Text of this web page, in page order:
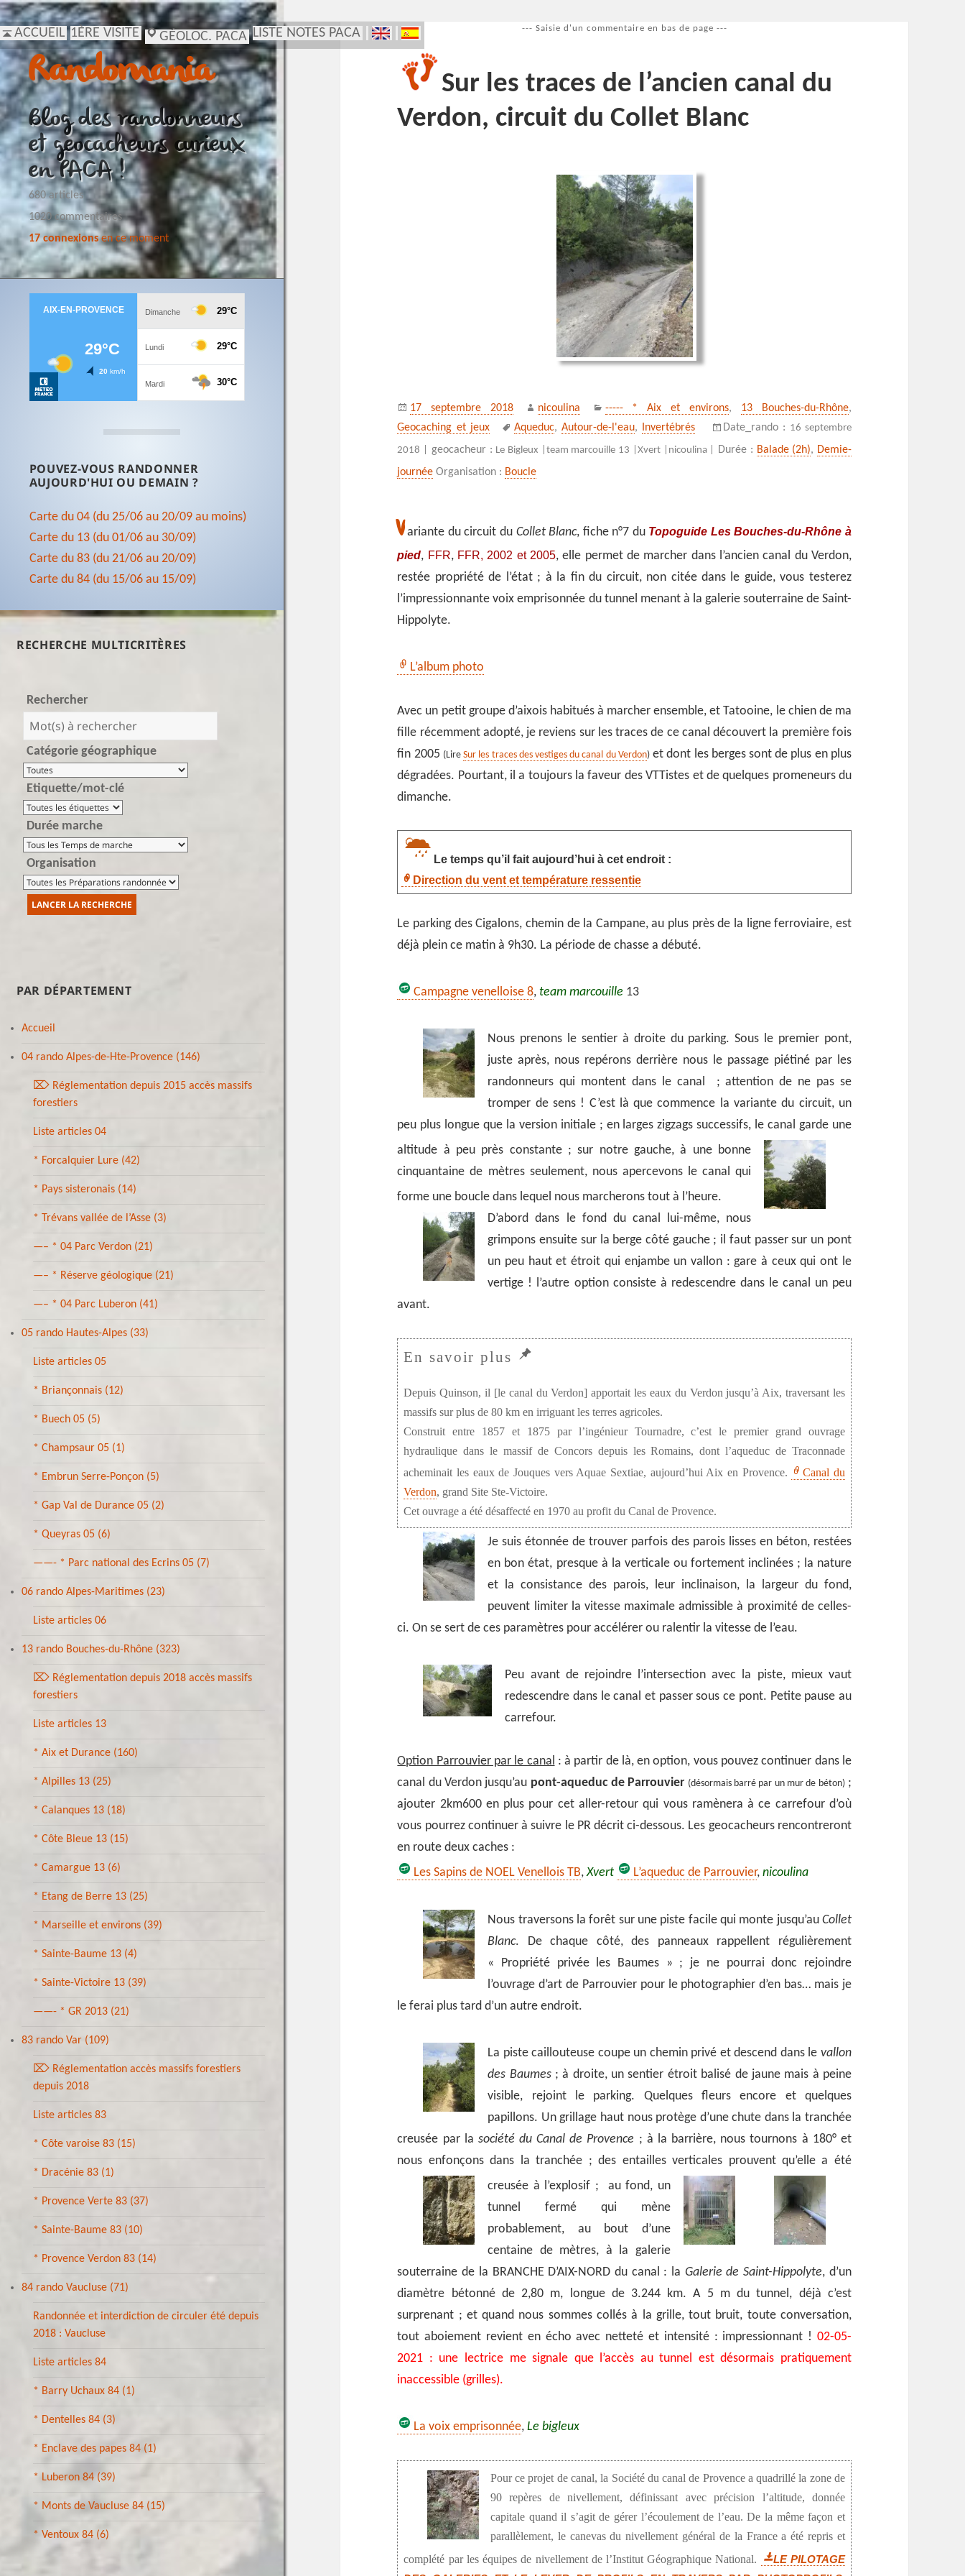
ACCUEIL 1ÈRE VISITE GÉOLOC. PACA LISTE NOTES PACA
Randomania
Blog des randonneurs
et geocacheurs curieux
en PACA !
680 articles
1020 commentaires
17 connexionsen ce moment
POUVEZ-VOUS RANDONNER
AUJOURD'HUI OU DEMAIN ?
Carte du 04 (du 25/06 au 20/09 au moins)
Carte du 13 (du 01/06 au 30/09)
Carte du 83 (du 21/06 au 20/09)
Carte du 84 (du 15/06 au 15/09)
RECHERCHE MULTICRITÈRES
Rechercher
Catégorie géographique
Etiquette/mot-clé
Durée marche
Organisation
PAR DÉPARTEMENT
Accueil
04 rando Alpes-de-Hte-Provence (146)
⌦ Réglementation depuis 2015 accès massifs
forestiers
Liste articles 04
* Forcalquier Lure (42)
* Pays sisteronais (14)
* Trévans vallée de l’Asse (3)
—– * 04 Parc Verdon (21)
—– * Réserve géologique (21)
—– * 04 Parc Luberon (41)
05 rando Hautes-Alpes (33)
Liste articles 05
* Briançonnais (12)
* Buech 05 (5)
* Champsaur 05 (1)
* Embrun Serre-Ponçon (5)
* Gap Val de Durance 05 (2)
* Queyras 05 (6)
——- * Parc national des Ecrins 05 (7)
06 rando Alpes-Maritimes (23)
Liste articles 06
13 rando Bouches-du-Rhône (323)
⌦ Réglementation depuis 2018 accès massifs
forestiers
Liste articles 13
* Aix et Durance (160)
* Alpilles 13 (25)
* Calanques 13 (18)
* Côte Bleue 13 (15)
* Camargue 13 (6)
* Etang de Berre 13 (25)
* Marseille et environs (39)
* Sainte-Baume 13 (4)
* Sainte-Victoire 13 (39)
——- * GR 2013 (21)
83 rando Var (109)
⌦ Réglementation accès massifs forestiers
depuis 2018
Liste articles 83
* Côte varoise 83 (15)
* Dracénie 83 (1)
* Provence Verte 83 (37)
* Sainte-Baume 83 (10)
* Provence Verdon 83 (14)
84 rando Vaucluse (71)
Randonnée et interdiction de circuler été depuis
2018 : Vaucluse
Liste articles 84
* Barry Uchaux 84 (1)
* Dentelles 84 (3)
* Enclave des papes 84 (1)
* Luberon 84 (39)
* Monts de Vaucluse 84 (15)
* Ventoux 84 (6)
--- Saisie d'un commentaire en bas de page ---
Sur les traces de l’ancien canal du
Verdon, circuit du Collet Blanc
Publié
le
17 septembre 2018 Auteur
nicoulina Catégories
----- * Aix et environs, 13 Bouches-du-Rhône,
Geocaching et jeux
Mots-
clés
Aqueduc,Autour-de-l'eau, Invertébrés Date_rando : 16 septembre
2018 | geocacheur : Le Bigleux | team marcouille 13 | Xvert | nicoulina | Durée : Balade (2h), Demie-
journée Organisation : Boucle
Variante du circuit du Collet Blanc, fiche n°7 du Topoguide Les Bouches-du-Rhône à
pied, FFR, FFR, 2002 et 2005, elle permet de marcher dans l’ancien canal du Verdon,
restée propriété de l’état ; à la fin du circuit, non citée dans le guide, vous testerez
l’impressionnante voix emprisonnée du tunnel menant à la galerie souterraine de Saint-
Hippolyte.
L’album photo
Avec un petit groupe d’aixois habitués à marcher ensemble, et Tatooine, le chien de ma
fille récemment adopté, je reviens sur les traces de ce canal découvert la première fois
fin 2005 (LireSur les traces des vestiges du canal du Verdon)et dont les berges sont de plus en plus
dégradées. Pourtant, il a toujours la faveur des VTTistes et de quelques promeneurs du
dimanche.
Le temps qu’il fait aujourd’hui à cet endroit :
Direction du vent et température ressentie
Le parking des Cigalons, chemin de la Campane, au plus près de la ligne ferroviaire, est
déjà plein ce matin à 9h30. La période de chasse a débuté.
Campagne venelloise 8,team marcouille 13
Nous prenons le sentier à droite du parking. Sous le premier pont,
juste après, nous repérons derrière nous le passage piétiné par les
randonneurs qui montent dans le canal ; attention de ne pas se
tromper de sens ! C’est là que commence la variante du circuit, un
peu plus longue que la version initiale ; en larges zigzags successifs, le canal garde une
altitude à peu près constante ;sur notre gauche, à une bonne
cinquantaine de mètres seulement, nous apercevons le canal qui
forme une boucle dans lequel nous marcherons tout à l’heure.
D’abord dans le fond du canal lui-même, nous
grimpons ensuite sur la berge côté gauche ; il faut passer sur un pont
un peu haut et étroit qui enjambe un vallon : gare à ceux qui ont le
vertige ! l’autre option consiste à redescendre dans le canal un peu
avant.
Depuis Quinson, il [le canal du Verdon] apportait les eaux du Verdon jusqu’à Aix, traversant les
massifs sur plus de 80 km en irriguant les terres agricoles.
Construit entre 1857 et 1875 par l’ingénieur Tournadre, c’est le premier grand ouvrage
hydraulique dans le massif de Concors depuis les Romains, dont l’aqueduc de Traconnade
acheminait les eaux de Jouques vers Aquae Sextiae, aujourd’hui Aix en Provence.
Canal du
Verdon, grand Site Ste-Victoire.
Cet ouvrage a été désaffecté en 1970 au profit du Canal de Provence.
Je suis étonnée de trouver parfois des parois lisses en béton, restées
en bon état, presque à la verticale ou fortement inclinées ; la nature
et la consistance des parois, leur inclinaison, la largeur du fond,
peuvent limiter la vitesse maximale admissible à proximité de celles-
ci. On se sert de ces paramètres pour accélérer ou ralentir la vitesse de l’eau.
Peu avant de rejoindre l’intersection avec la piste, mieux vaut
redescendre dans le canal et passer sous ce pont. Petite pause au
carrefour.
Option Parrouvier par le canal : à partir de là, en option, vous pouvez continuer dans le
canal du Verdon jusqu’au pont-aqueduc de Parrouvier (désormais barré par un mur de béton);
ajouter 2km600 en plus pour cet aller-retour qui vous ramènera à ce carrefour d’où
vous pourrez continuer à suivre le PR décrit ci-dessous. Les geocacheurs rencontreront
en route deux caches :
Les Sapins de NOEL Venellois TB,Xvert L’aqueduc de Parrouvier,nicoulina
Nous traversons la forêt sur une piste facile qui monte jusqu’au Collet
Blanc. De chaque côté, des panneaux rappellent régulièrement
« Propriété privée les Baumes » ; je ne pourrai donc rejoindre
l’ouvrage d’art de Parrouvier pour le photographier d’en bas… mais je
le ferai plus tard d’un autre endroit.
La piste caillouteuse coupe un chemin privé et descend dans le vallon
des Baumes; à droite, un sentier étroit balisé de jaune mais à peine
visible, rejoint le parking. Quelques fleurs encore et quelques
papillons. Un grillage haut nous protège d’une chute dans la tranchée
creusée par la société du Canal de Provence ; à la barrière, nous tournons à 180° et
nous enfonçons dans la tranchée ; des entailles verticales prouvent qu’elle a été
creusée à l’explosif ;
au fond, un
tunnel fermé qui mène
probablement, au bout d’une
centaine de mètres, à la galerie
souterraine de la BRANCHE D’AIX-NORD du canal : la Galerie de Saint-Hippolyte, d’un
diamètre bétonné de 2,80 m, longue de 3.244 km. A 5 m du tunnel, déjà c’est
surprenant ; et quand nous sommes collés à la grille, tout bruit, toute conversation,
tout aboiement revient en écho avec netteté et intensité : impressionnant ! 02-05-
2021 : une lectrice me signale que l’accès au tunnel est désormais pratiquement
inaccessible (grilles).
La voix emprisonnée,Le bigleux
Pour ce projet de canal, la Société du canal de Provence a quadrillé la zone de
90 repères de nivellement, définissant avec précision l’altitude, donnée
capitale quand il s’agit de gérer l’écoulement de l’eau. De la même façon et
parallèlement, le canevas du nivellement général de la France a été repris et
complété par les équipes de nivellement de l’Institut Géographique National.
LE PILOTAGE